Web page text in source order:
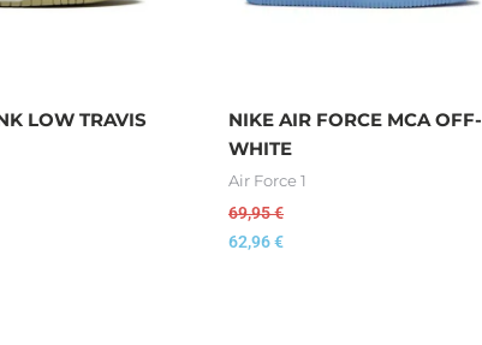
LOW TRAVIS
NIKE AIR FORCE MCA OFF-
WHITE
Air Force 1
69,95€
62,96€